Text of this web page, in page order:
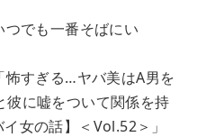
u
e
でも一番そばにい
怖すぎる…ヤバ美はA男を
に嘘をついて関係を持
女の話】＜Vol.52＞」